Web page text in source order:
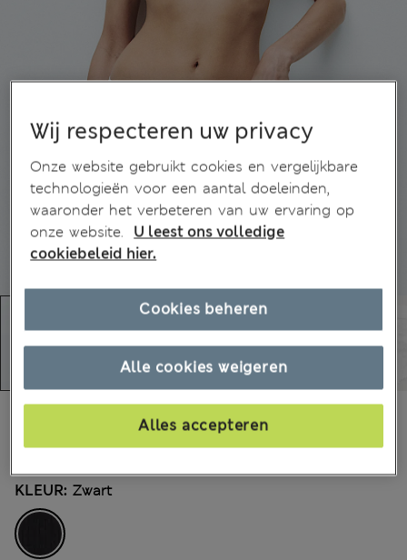
Alle prijzen zijn inclusief btw en invoerrechten
KLEUR: Zwart
Wij respecteren uw privacy
Onze website gebruikt cookies en vergelijkbare
technologieën voor een aantal doeleinden,
waaronder het verbeteren van uw ervaring op
onze website.
U leest ons volledige
cookiebeleid hier.
Alle cookies weigeren
Alles accepteren
Cookies beheren